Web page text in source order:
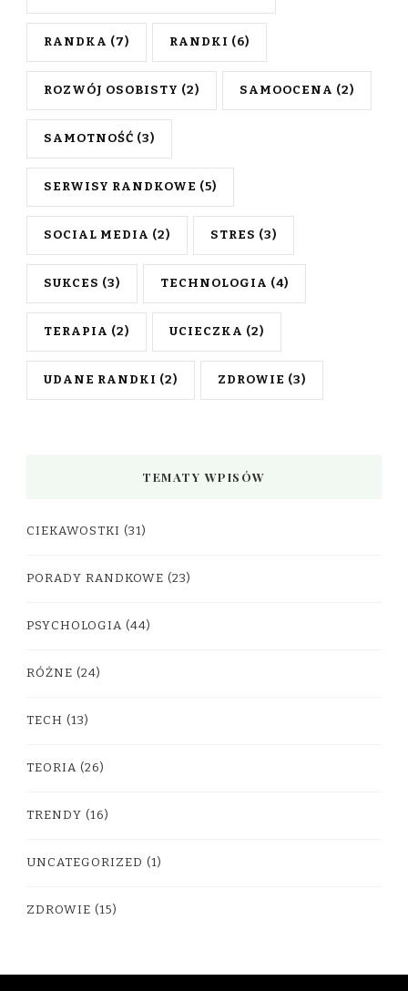
RANDKA (7) RANDKI (6)
ROZWÓJ OSOBISTY (2) SAMOOCENA (2)
SAMOTNOŚĆ (3)
SERWISY RANDKOWE (5)
SOCIAL MEDIA (2) STRES (3)
SUKCES (3) TECHNOLOGIA (4)
TERAPIA (2) UCIECZKA (2)
UDANE RANDKI (2) ZDROWIE (3)
TEMATY WPISÓW
CIEKAWOSTKI (31)
PORADY RANDKOWE (23)
PSYCHOLOGIA (44)
RÓŻNE (24)
TECH (13)
TEORIA (26)
TRENDY (16)
UNCATEGORIZED (1)
ZDROWIE (15)